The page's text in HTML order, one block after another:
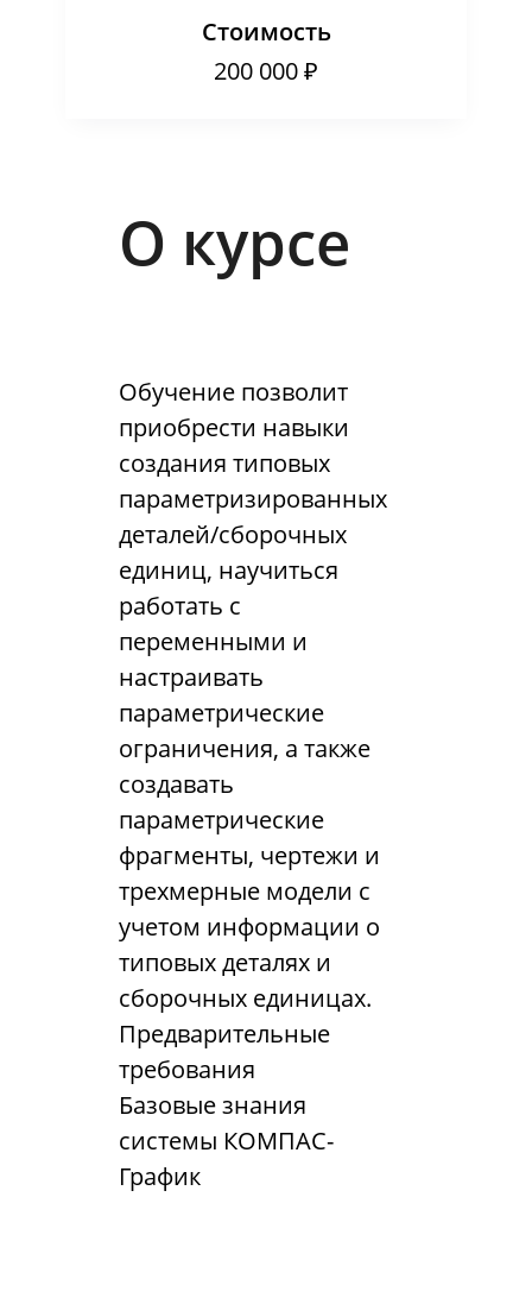
Стоимость
200 000 ₽
О курсе
Обучение позволит
приобрести навыки
создания типовых
параметризированных
деталей/сборочных
единиц, научиться
работать с
переменными и
настраивать
параметрические
ограничения, а также
создавать
параметрические
фрагменты, чертежи и
трехмерные модели с
учетом информации о
типовых деталях и
сборочных единицах.
Предварительные
требования
Базовые знания
системы КОМПАС-
График